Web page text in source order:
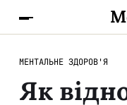
МЕНТАЛЬНЕ ЗДОРОВ'Я
Як